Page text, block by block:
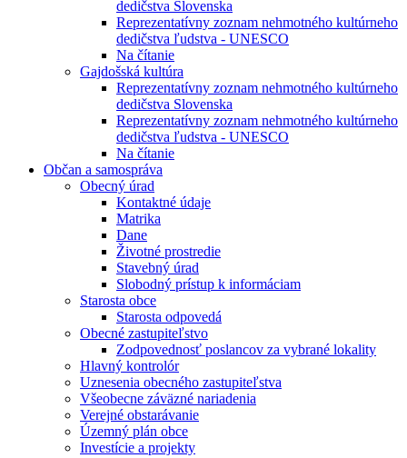
dedičstva Slovenska
Reprezentatívny zoznam nehmotného kultúrneho
dedičstva ľudstva - UNESCO
Na čítanie
Gajdošská kultúra
Reprezentatívny zoznam nehmotného kultúrneho
dedičstva Slovenska
Reprezentatívny zoznam nehmotného kultúrneho
dedičstva ľudstva - UNESCO
Na čítanie
Občan a samospráva
Obecný úrad
Kontaktné údaje
Matrika
Dane
Životné prostredie
Stavebný úrad
Slobodný prístup k informáciam
Starosta obce
Starosta odpovedá
Obecné zastupiteľstvo
Zodpovednosť poslancov za vybrané lokality
Hlavný kontrolór
Uznesenia obecného zastupiteľstva
Všeobecne záväzné nariadenia
Verejné obstarávanie
Územný plán obce
Investície a projekty